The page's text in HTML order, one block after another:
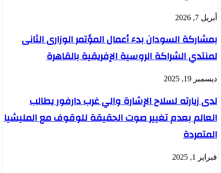
أبريل 7, 2026
بمشاركة السودان بدء أعمال المؤتمر الوزارى الثانى
لمنتدي الشراكة الروسية الإفريقية بالقاهرة
ديسمبر 19, 2025
لدى زيارته لسلاح الإشارة والي غرب دارفور يطالب
العالم بعدم تغيير صوت الحقيقة للوقوف مع المليشيا
المتمردة
فبراير 1, 2025